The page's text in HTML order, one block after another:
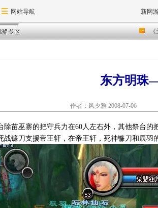
网站导航 新网
东方明珠
作者：风夕雅
苗巫寨的把守兵力在60人左右外，其他祭台的
战镰刀支援帝王轩，在帝王轩，死神镰刀和辰